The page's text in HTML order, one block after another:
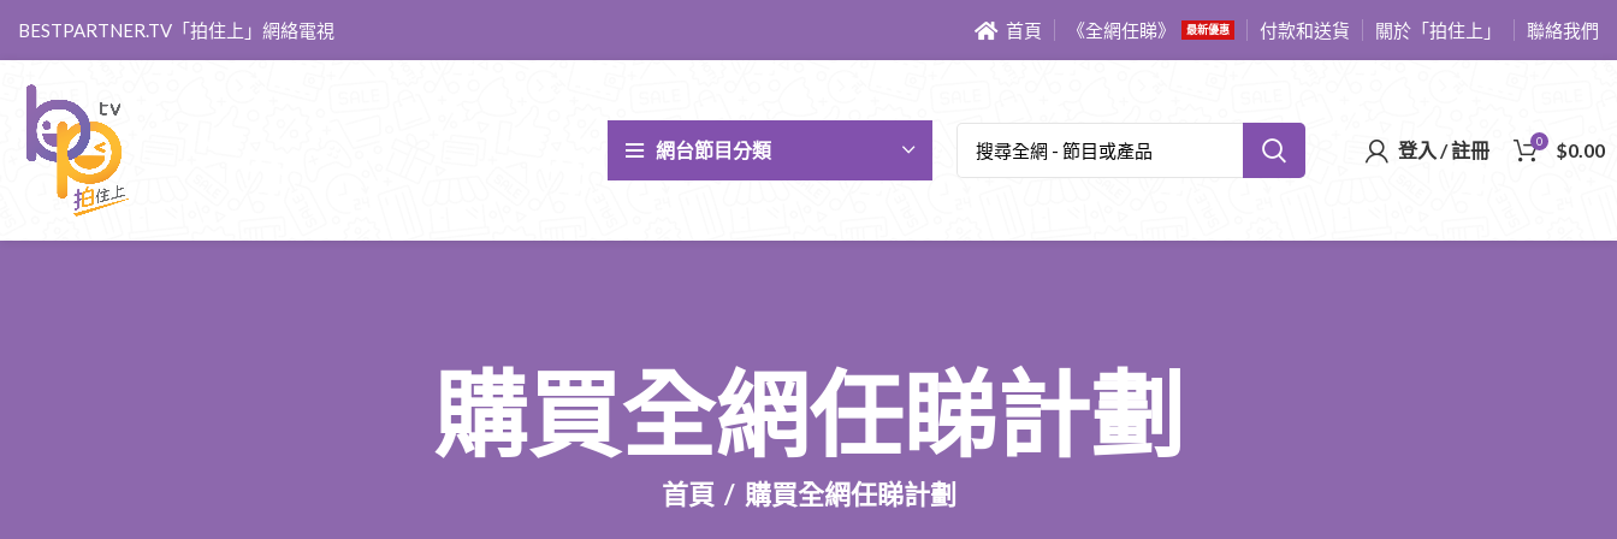
BESTPARTNER.TV「拍住上」網絡電視 首頁 《全網任睇》 最新優惠 付款和送貨 關於「拍住上」 聯絡我們
網台節目分類 登入 / 註冊 0 $0.00
購買全網任睇計劃
首頁 購買全網任睇計劃